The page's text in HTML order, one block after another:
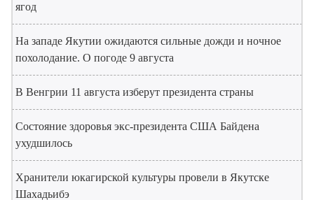
ягод
На западе Якутии ожидаются сильные дожди и ночное
похолодание. О погоде 9 августа
В Венгрии 11 августа изберут президента страны
Состояние здоровья экс-президента США Байдена
ухудшилось
Хранители юкагирской культуры провели в Якутске
Шахадьибэ